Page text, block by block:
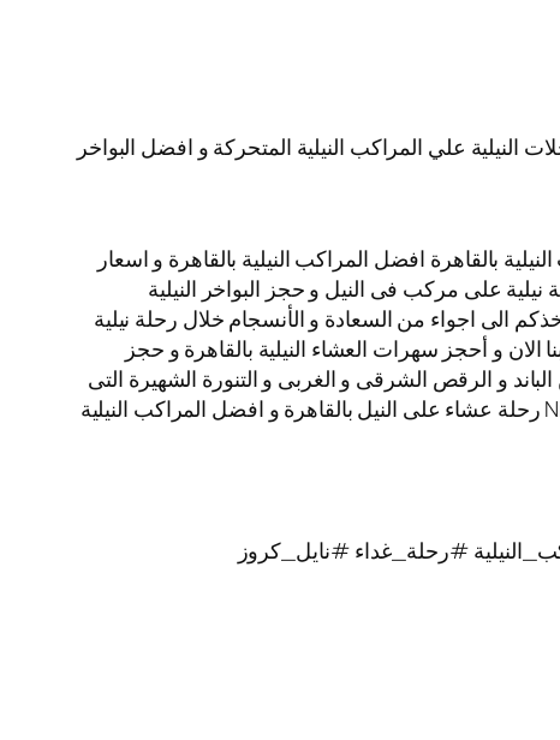
علي المراكب النيلية المتحركة و افضل البواخر
بالقاهرة افضل المراكب النيلية بالقاهرة و اسعار
نيلية على مركب فى النيل و حجز البواخر النيلية
الى اجواء من السعادة و الأنسجام خلال رحلة نيلية
الان و أحجز سهرات العشاء النيلية بالقاهرة و حجز
البرنامج الفنى المكون من الباند و الرقص الشرقى و الغربى و التنورة الشهيرة التى
تتميز بألوانها الخلابة اتصل بنا الأن و احجز رحلات نيلية غداء و رحلات نيلية عشاء الباخرة نايل كروز VIP نجوم Nile Cruise رحلة عشاء على النيل بالقاهرة و افضل المراكب النيلية
#رحلة_غداء #نايل_كروز